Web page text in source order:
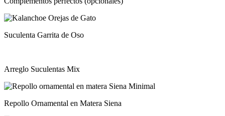
Suculenta Garrita de Oso
Arreglo Suculentas Mix
Repollo Ornamental en Matera Siena